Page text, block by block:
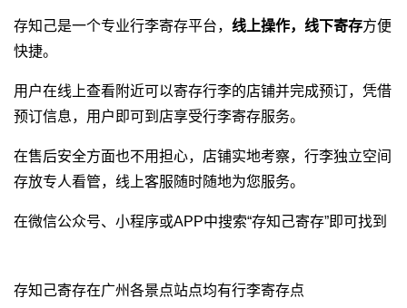
存知己是一个专业行李寄存平台， 线上操作，线下寄存方便
快捷。
用户在线上查看附近可以寄存行李的店铺并完成预订，凭借
预订信息，用户即可到店享受行李寄存服务。
在售后安全方面也不用担心，店铺实地考察，行李独立空间
存放专人看管，线上客服随时随地为您服务。
在微信公众号、小程序或APP中搜索“存知己寄存”即可找到
存知己寄存在广州各景点站点均有行李寄存点